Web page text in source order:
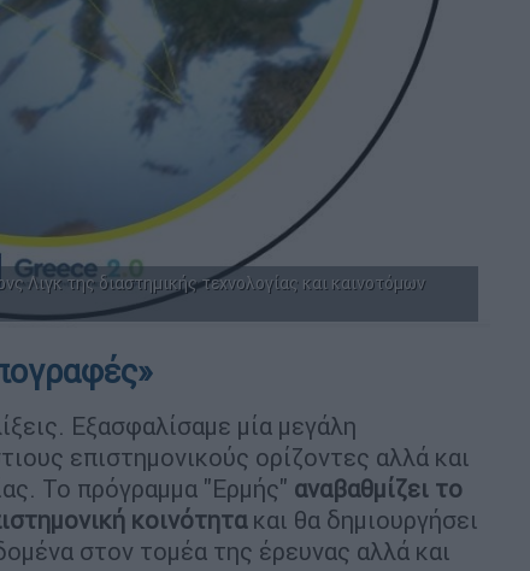
Λιγκ της διαστημικής τεχνολογίας και καινοτόμων
Εξασφαλίσαμε μία μεγάλη
επιστημονικούς ορίζοντες αλλά και
Το πρόγραμμα "Ερμής" αναβαθμίζει το
κοινότητακαι θα δημιουργήσει
στον τομέα της έρευνας αλλά και